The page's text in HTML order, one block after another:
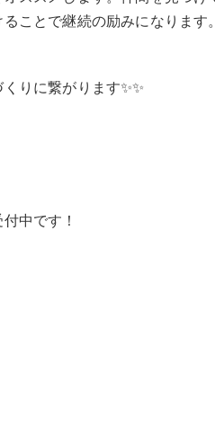
ことで継続の励みになります。
りに繋がります✨✨
中です！